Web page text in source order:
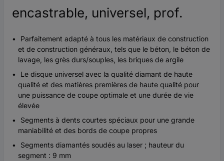
encastrable, universel, prof.
Parfaitement adapté à tous les matériaux de construction
et de construction généraux, tels que le béton, le béton de
lavage, les grès durs/souples, les briques de argile
Le disque universel avec la qualité diamant de haute
qualité et des matières premières de haute qualité pour
une puissance de coupe optimale et une durée de vie
élevée
Segments à dents courtes spéciaux pour une grande
maniabilité et des bords de coupe propres
Segments diamantés soudés au laser ; hauteur du
segment : 9 mm